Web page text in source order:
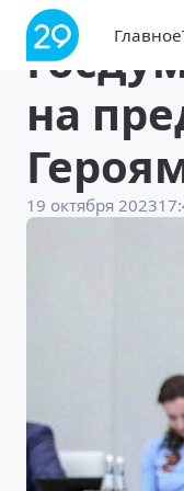
Главное
на
19 октября 2023